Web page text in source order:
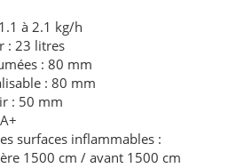
à 2.1 kg/h
: 23 litres
: 80 mm
: 80 mm
: 50 mm
surfaces inflammables :
1500 cm / avant 1500 cm